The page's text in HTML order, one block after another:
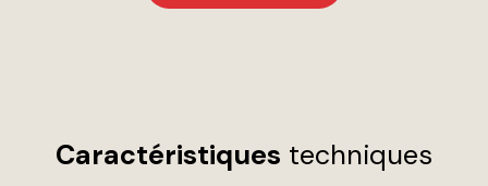
Caractéristiques techniques